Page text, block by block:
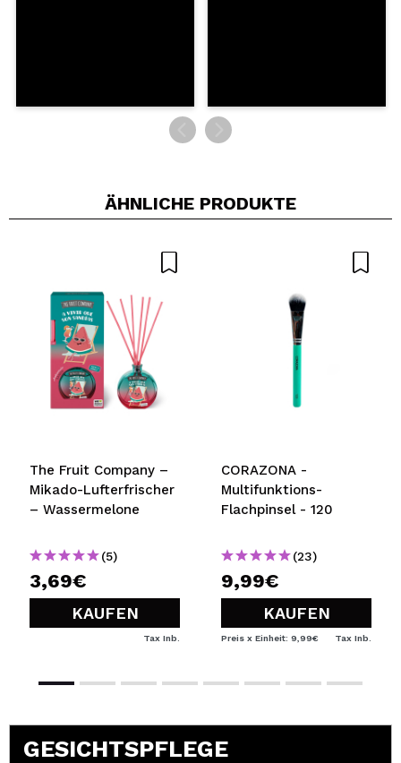
ÄHNLICHE PRODUKTE
The Fruit Company –
Mikado-Lufterfrischer
– Wassermelone
(5)
3,69€
KAUFEN
Tax Inb.
CORAZONA -
Multifunktions-
Flachpinsel - 120
(23)
9,99€
KAUFEN
Preis x Einheit: 9,99€ Tax Inb.
GESICHTSPFLEGE